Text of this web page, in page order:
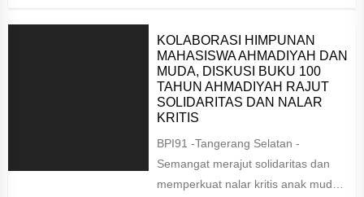
KOLABORASI HIMPUNAN
MAHASISWA AHMADIYAH DAN
MUDA, DISKUSI BUKU 100
TAHUN AHMADIYAH RAJUT
SOLIDARITAS DAN NALAR
KRITIS
BPI91 -Tangerang Selatan -
Semangat merajut solidaritas dan
memperkuat nalar kritis anak muda